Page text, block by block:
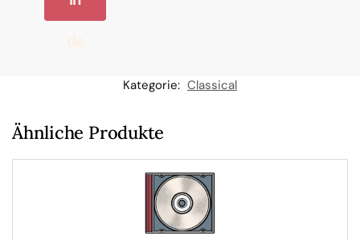
W
Kategorie: Classical
Ähnliche Produkte